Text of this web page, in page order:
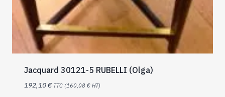
Jacquard 30121-5 RUBELLI (Olga)
192,10€ TTC (160,08 € HT)